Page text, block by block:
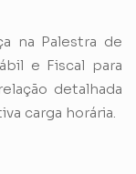
na Palestra de
e Fiscal para
detalhada
carga horária.